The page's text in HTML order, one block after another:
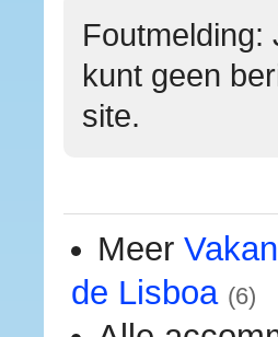
Foutmelding:
kunt geen
site.
Meer
de Lisboa (6)